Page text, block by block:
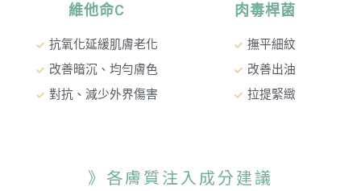
維他命C
抗氧化延緩肌膚老化
改善暗沉、均勻膚色
對抗、減少外界傷害
肉毒桿菌
撫平細紋
改善出油
拉提緊緻
》各膚質注入成分建議